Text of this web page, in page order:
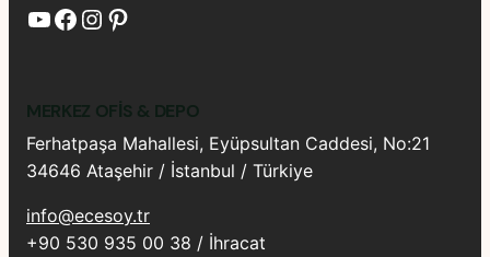
YouTube Facebook Instagram Pinterest
MERKEZ OFIS & DEPO
Ferhatpaşa Mahallesi, Eyüpsultan Caddesi, No:21
34646 Ataşehir / İstanbul / Türkiye
info@ecesoy.tr
+90 530 935 00 38 / İhracat